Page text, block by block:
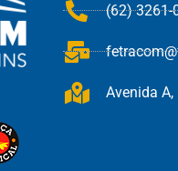
(62) 3261-
Avenida A,